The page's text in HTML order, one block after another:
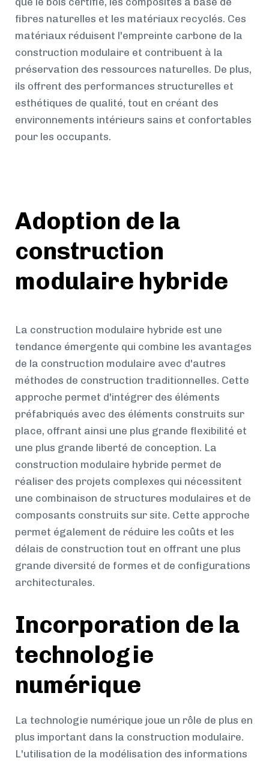
fibres naturelles et les matériaux recyclés. Ces
matériaux réduisent l'empreinte carbone de la
construction modulaire et contribuent à la
préservation des ressources naturelles. De plus,
ils offrent des performances structurelles et
esthétiques de qualité, tout en créant des
environnements intérieurs sains et confortables
pour les occupants.
Adoption de la
construction
modulaire hybride
La construction modulaire hybride est une
tendance émergente qui combine les avantages
de la construction modulaire avec d'autres
méthodes de construction traditionnelles. Cette
approche permet d'intégrer des éléments
préfabriqués avec des éléments construits sur
place, offrant ainsi une plus grande flexibilité et
une plus grande liberté de conception. La
construction modulaire hybride permet de
réaliser des projets complexes qui nécessitent
une combinaison de structures modulaires et de
composants construits sur site. Cette approche
permet également de réduire les coûts et les
délais de construction tout en offrant une plus
grande diversité de formes et de configurations
architecturales.
Incorporation de la
technologie
numérique
La technologie numérique joue un rôle de plus en
plus important dans la construction modulaire.
L'utilisation de la modélisation des informations